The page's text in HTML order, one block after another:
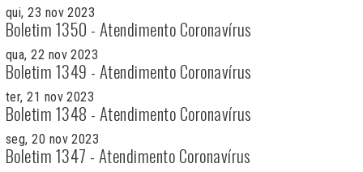
qui, 23 nov 2023
Boletim 1350 - Atendimento Coronavírus
qua, 22 nov 2023
Boletim 1349 - Atendimento Coronavírus
ter, 21 nov 2023
Boletim 1348 - Atendimento Coronavírus
seg, 20 nov 2023
Boletim 1347 - Atendimento Coronavírus